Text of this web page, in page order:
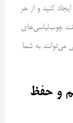
کنید و از هر
چوب‌لباسی‌های
می‌توانند به شما
و حفظ